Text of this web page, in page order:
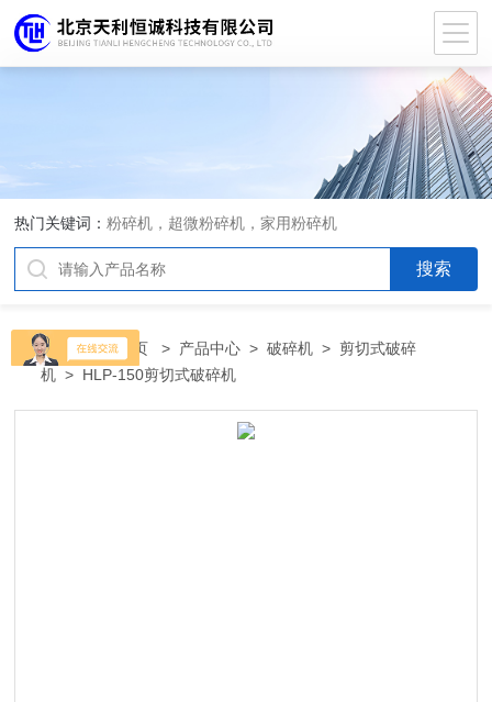
热门关键词：粉碎机，超微粉碎机，家用粉碎机
当前位置：首页 > 产品中心 >破碎机 >剪切式破碎
机 > HLP-150剪切式破碎机